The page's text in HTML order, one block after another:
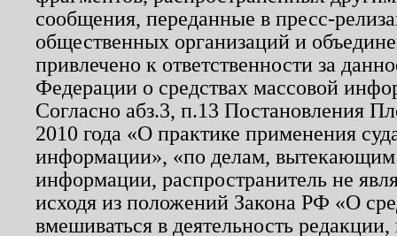
сообщения, переданные в пресс-
общественных организаций и
привлечено к ответственности за
Федерации о средствах массовой
Согласно абз.3, п.13 Постановления
2010 года «О практике применения
информации», «по делам, вытекающим
информации, распространитель не
исходя из положений Закона РФ «О
вмешиваться в деятельность